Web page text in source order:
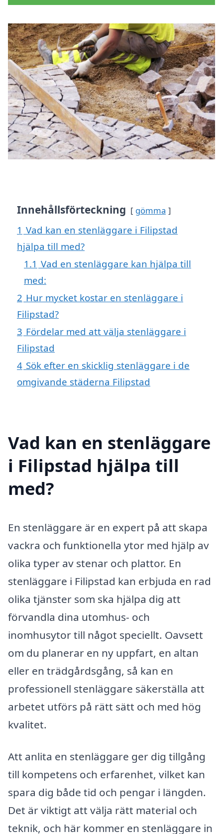
Innehållsförteckning gömma
1 Vad kan en stenläggare i Filipstad
hjälpa till med?
1.1 Vad en stenläggare kan hjälpa till
med:
2 Hur mycket kostar en stenläggare i
Filipstad?
3 Fördelar med att välja stenläggare i
Filipstad
4 Sök efter en skicklig stenläggare i de
omgivande städerna Filipstad
Vad kan en stenläggare
i Filipstad hjälpa till
med?
En stenläggare är en expert på att skapa
vackra och funktionella ytor med hjälp av
olika typer av stenar och plattor. En
stenläggare i Filipstad kan erbjuda en rad
olika tjänster som ska hjälpa dig att
förvandla dina utomhus- och
inomhusytor till något speciellt. Oavsett
om du planerar en ny uppfart, en altan
eller en trädgårdsgång, så kan en
professionell stenläggare säkerställa att
arbetet utförs på rätt sätt och med hög
kvalitet.
Att anlita en stenläggare ger dig tillgång
till kompetens och erfarenhet, vilket kan
spara dig både tid och pengar i längden.
Det är viktigt att välja rätt material och
teknik, och här kommer en stenläggare in